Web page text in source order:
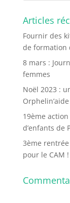
Articles
Fournir des
de formation
8 mars :
femmes
Noël 2023 :
19ème
d’enfants de
3ème
pour le CAM !